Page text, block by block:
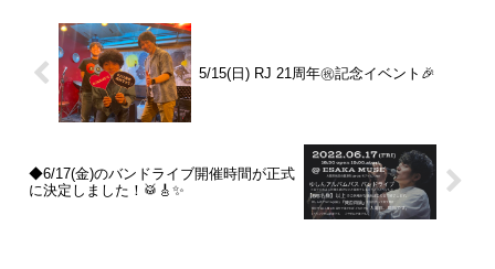
5/15(日) RJ 21周年㊗️記念イベント🎉
◆6/17(金)のバンドライブ開催時間が正式
に決定しました！🥁🎸✨